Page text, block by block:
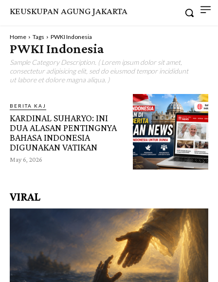
KEUSKUPAN AGUNG JAKARTA
Home Tags PWKI Indonesia
PWKI Indonesia
Sample Category Description. ( Lorem ipsum dolor sit amet,
consectetur adipisicing elit, sed do eiusmod tempor incididunt
ut labore et dolore magna aliqua. )
BERITA KAJ
KARDINAL SUHARYO: INI
DUA ALASAN PENTINGNYA
BAHASA INDONESIA
DIGUNAKAN VATIKAN
May 6, 2026
VIRAL